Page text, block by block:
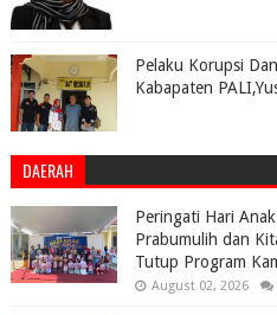
Pelaku Korupsi
Kabapaten
DAERAH
Peringati Hari
Prabumulih dan
Tutup Program
August 02, 2026